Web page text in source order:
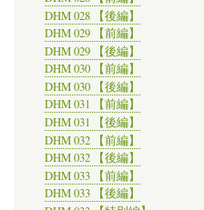
DHM 028 【後編】
DHM 029 【前編】
DHM 029 【後編】
DHM 030 【前編】
DHM 030 【後編】
DHM 031 【前編】
DHM 031 【後編】
DHM 032 【前編】
DHM 032 【後編】
DHM 033 【前編】
DHM 033 【後編】